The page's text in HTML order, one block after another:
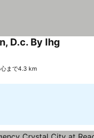
D.c. By Ihg
まで4.3 km